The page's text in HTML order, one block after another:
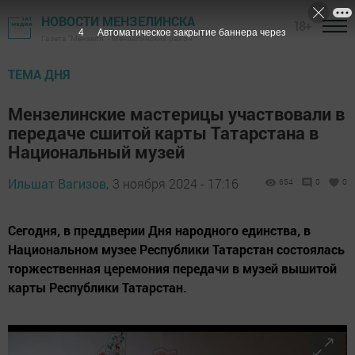
НОВОСТИ МЕНЗЕЛИНСКА
Газета "Мензеля" - Мензелинский район
ТЕМА ДНЯ
Мензелинские мастерицы участвовали в
передаче сшитой карты Татарстана в
Национальный музей
Ильшат Вагизов, 3 ноября 2024 - 17:16 654 0 0
Сегодня, в преддверии Дня народного единства, в
Национальном музее Республики Татарстан состоялась
торжественная церемония передачи в музей вышитой
карты Республики Татарстан.
3 Автоматическое закрытие баннера через